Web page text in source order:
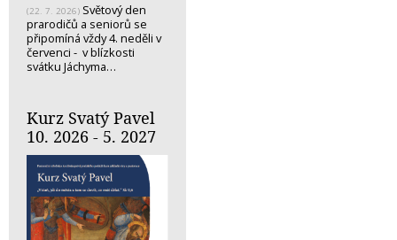
(22. 7. 2026) Světový den
prarodičů a seniorů se
připomíná vždy 4. neděli v
červenci - v blízkosti
svátku Jáchyma…
Kurz Svatý Pavel
10. 2026 - 5. 2027